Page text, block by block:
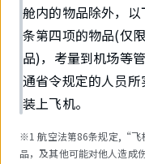
舱内的物品除外，
条第四项的物品(仅
品)，考量到机场等
通省令规定的人员
装上飞机。
※1 航空法第86条规定,“飞
品，及其他可能对他人造成